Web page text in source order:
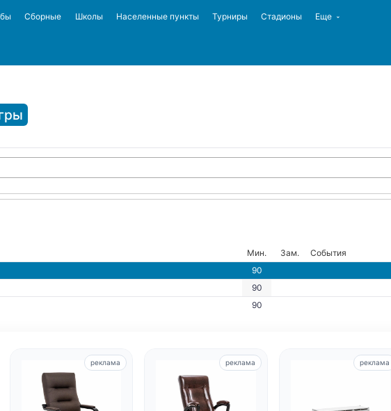
Сборные Школы Населенные пункты Турниры Стадионы Еще
Мин. Зам.
События
90
90
90
реклама реклама реклама